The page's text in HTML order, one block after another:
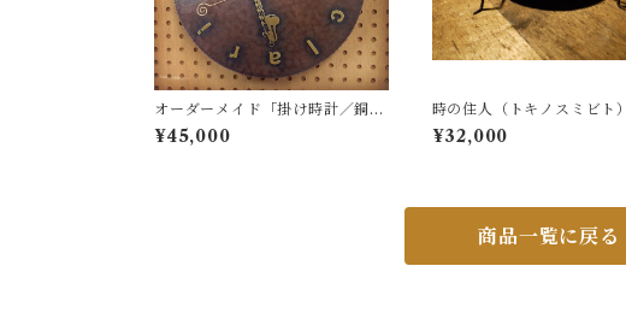
オーダーメイド「掛け時計／銅・
真鍮製」（例：バスクラリネッ
ト、マンタでのオーダー）
¥45,000
時の住人（トキノスミビト
eB 銅製時計
¥32,000
商品一覧に戻る